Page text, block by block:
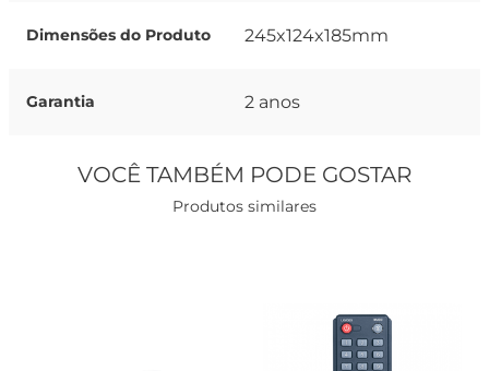
Dimensões do Produto 245x124x185mm
Garantia 2 anos
VOCÊ TAMBÉM PODE GOSTAR
Produtos similares